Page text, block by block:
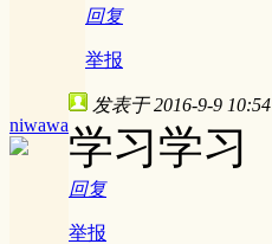
回复
举报
niwawa
发表于 2016-9-9 10:54
学习学习
回复
举报